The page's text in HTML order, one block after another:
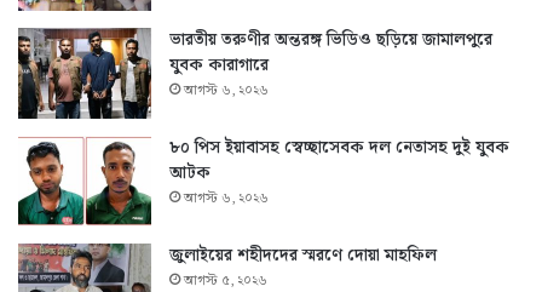
ভারতীয় তরুণীর অন্তরঙ্গ ভিডিও ছড়িয়ে জামালপুরে
যুবক কারাগারে
আগস্ট ৬, ২০২৬
৮০ পিস ইয়াবাসহ স্বেচ্ছাসেবক দল নেতাসহ দুই যুবক
আটক
আগস্ট ৬, ২০২৬
জুলাইয়ের শহীদদের স্মরণে দোয়া মাহফিল
আগস্ট ৫, ২০২৬